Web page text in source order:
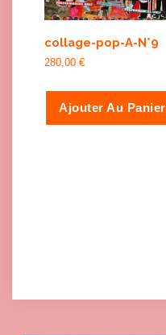
collage-pop-A-N°9
280,00 €
Ajouter Au Panier